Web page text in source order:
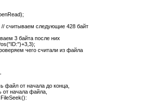
считываем следующие 428 байт
3 байта после них
чего считали из файла
файл от начала до конца,
от начала файла,